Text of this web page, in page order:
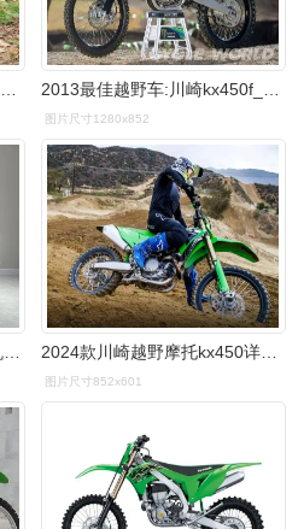
川崎450 - 摩托车论坛|摩托车联盟|东北摩托联盟-中国摩托车论坛 2013最佳越野车:川崎kx450f_摩托车库_图库_全球摩托车网
图片尺寸1280x852
图片尺寸852x601